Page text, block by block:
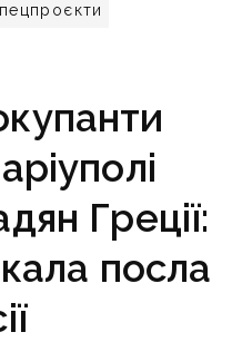
Греції:
посла